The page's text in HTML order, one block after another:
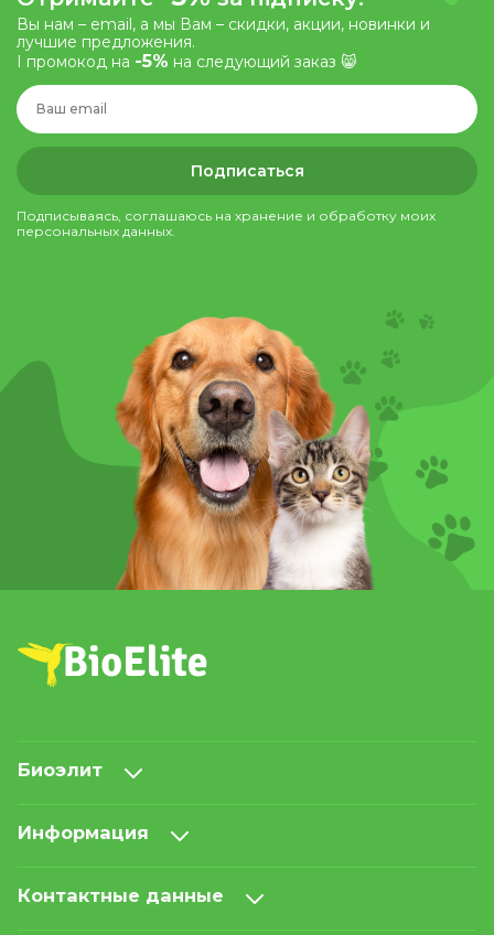
Вы нам – email, а мы Вам – скидки, акции, новинки и
лучшие предложения.
І промокод на -5% на следующий заказ 😸
Подписаться
Подписываясь, соглашаюсь на хранение и обработку моих
персональных данных.
Биоэлит
Информация
Контактные данные